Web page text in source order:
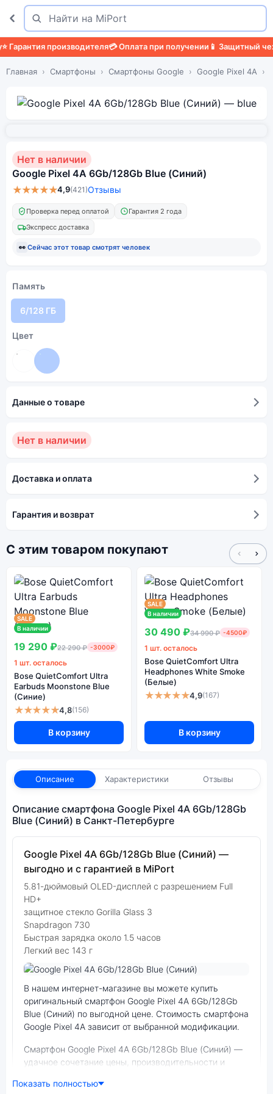
Поиск
Найти
производителя💳 Оплата при получении📱 Защитный чехол
Главная Смартфоны Смартфоны Google Google Pixel 4A
Нет в наличии
Google Pixel 4A 6Gb/128Gb Blue (Синий)
★★★★★4,9(421)Отзывы
Проверка перед оплатой
Гарантия 2 года
Экспресс доставка
👀 Сейчас этот товар смотрят человек
Память
6/128 ГБ
Цвет
Данные о товаре
Нет в наличии
Доставка и оплата
Гарантия и возврат
С этим товаром покупают
SALE
В наличии
19 290 ₽22 290 ₽ -3000₽
1 шт. осталось
Bose QuietComfort Ultra
Earbuds Moonstone Blue
(Синие)
★★★★★4,8(156)
В корзину
SALE
В наличии
30 490 ₽34 990 ₽ -4500₽
1 шт. осталось
Bose QuietComfort Ultra
Headphones White Smoke
(Белые)
★★★★★4,9(167)
В корзину
Описание Характеристики Отзывы
Описание смартфона Google Pixel 4A 6Gb/128Gb
Blue (Синий) в Санкт-Петербурге
Google Pixel 4A 6Gb/128Gb Blue (Синий) —
выгодно и с гарантией в MiPort
5.81-дюймовый OLED-дисплей с разрешением Full
HD+
защитное стекло Gorilla Glass 3
Snapdragon 730
Быстрая зарядка около 1.5 часов
Легкий вес 143 г
В нашем интернет-магазине вы можете купить
оригинальный смартфон Google Pixel 4A 6Gb/128Gb
Blue (Синий) по выгодной цене. Стоимость смартфона
Google Pixel 4A зависит от выбранной модификации.
смартфон Google Pixel 4A 6Gb/128Gb Blue (Синий) —
удачное сочетание цены, производительности и
цветах — выбирайте под свои задачи.
Показать полностью